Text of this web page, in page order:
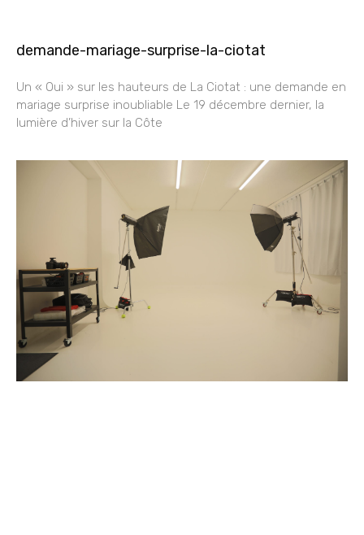
demande-mariage-surprise-la-ciotat
Un « Oui » sur les hauteurs de La Ciotat : une demande en
mariage surprise inoubliable Le 19 décembre dernier, la
lumière d’hiver sur la Côte